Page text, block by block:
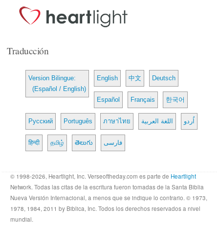
Traducción
Version Bilingue:
(Español / English)
English 中文 Deutsch
Español Français 한국어
Русский Português ภาษาไทย اللغة العربية اُردو
हिन्दी தமிழ் తెలుగు فارسی
© 1998-2026, Heartlight, Inc. Verseoftheday.com es parte de Heartlight
Network. Todas las citas de la escritura fueron tomadas de la Santa Biblia
Nueva Versión Internacional, a menos que se indique lo contrario. © 1973,
1978, 1984, 2011 by Biblica, Inc. Todos los derechos reservados a nivel
mundial.